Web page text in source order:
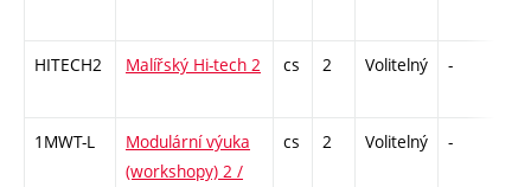
HITECH2 Malířský Hi-tech 2 cs 2 Volitelný -
1MWT-L
Modulární výuka
(workshopy) 2 /
cs 2 Volitelný -